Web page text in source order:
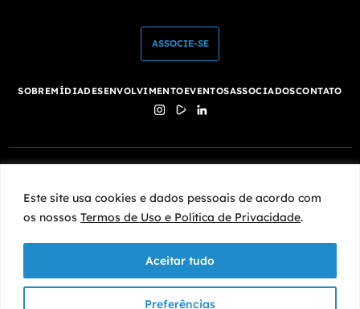
Este site usa cookies e dados pessoais de acordo com
os nossos Termos de Uso e Política de Privacidade.
Preferências
Aceitar tudo
ASSOCIE-SE
SOBREMÍDIADESENVOLVIMENTOEVENTOSASSOCIADOSCONTATO
Termos de Uso e Política de Privacidade
COPYRIGHT © 2025 | POPAI | TODOS OS DIREITOS RESERVADOS